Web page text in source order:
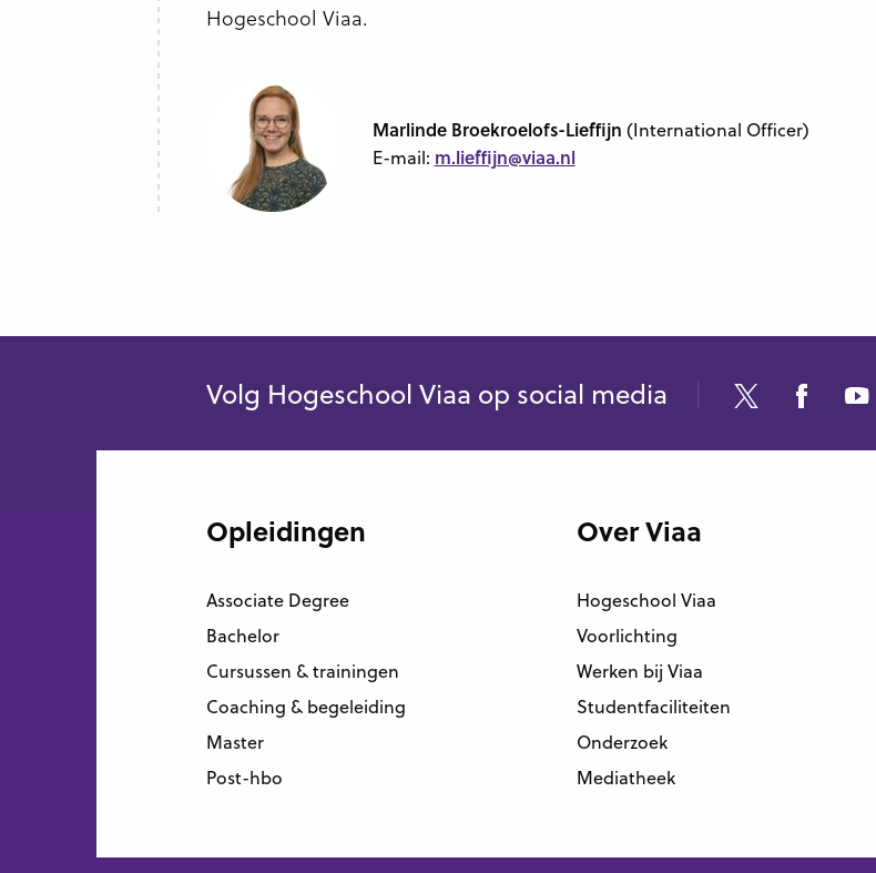
Hogeschool Viaa.
Marlinde Broekroelofs-Lieffijn (International Officer)
E-mail: m.lieffijn@viaa.nl
Volg Hogeschool Viaa op social media
Opleidingen
Associate Degree
Bachelor
Cursussen & trainingen
Coaching & begeleiding
Master
Post-hbo
Over Viaa
Hogeschool Viaa
Voorlichting
Werken bij Viaa
Studentfaciliteiten
Onderzoek
Mediatheek